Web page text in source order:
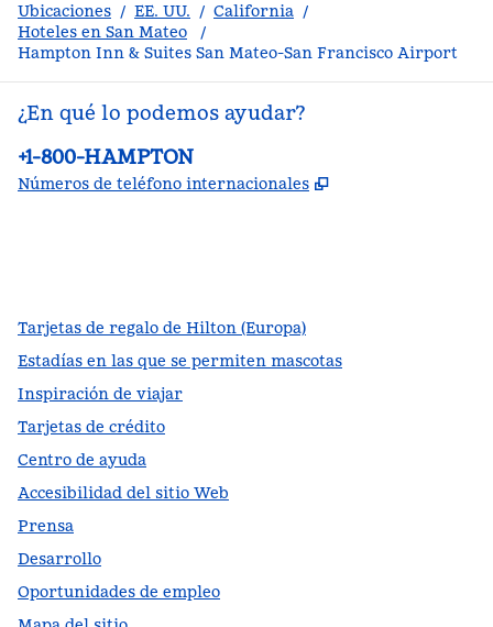
Ubicaciones / EE. UU. / California /
Hoteles en San Mateo
/
Hampton Inn & Suites San Mateo-San Francisco Airport
¿En qué lo podemos ayudar?
Teléfono:
+1-800-HAMPTON
Números de teléfono internacionales ,
Tarjetas de regalo de Hilton (Europa)
Estadías en las que se permiten mascotas
Inspiración de viajar
Tarjetas de crédito
Centro de ayuda
Accesibilidad del sitio Web
Prensa
Desarrollo
Oportunidades de empleo